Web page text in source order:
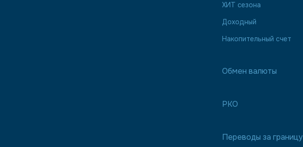
ХИТ сезона
Доходный
Накопительный счет
Обмен валюты
РКО
Переводы за границу